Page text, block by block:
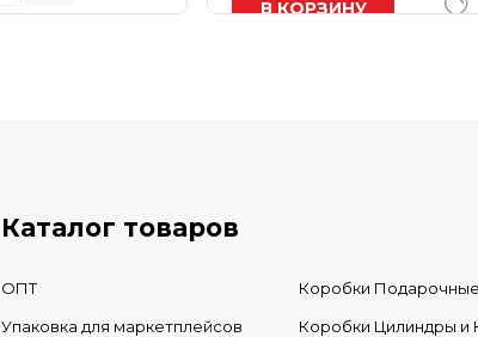
В КОРЗИНУ
Каталог товаров
ОПТ
Упаковка для маркетплейсов
Коробки Подарочные
Коробки Цилиндры и